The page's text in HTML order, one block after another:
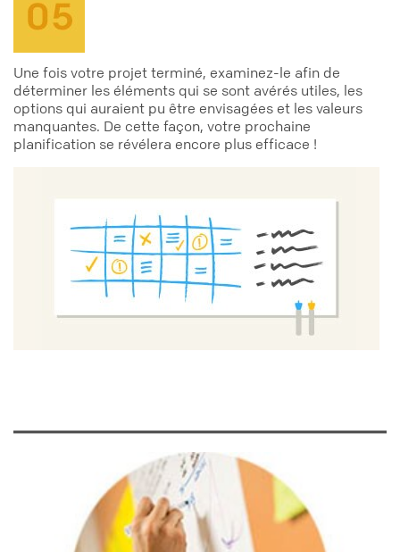
Une fois votre projet terminé, examinez-le afin de
déterminer les éléments qui se sont avérés utiles, les
options qui auraient pu être envisagées et les valeurs
manquantes. De cette façon, votre prochaine
planification se révélera encore plus efficace !